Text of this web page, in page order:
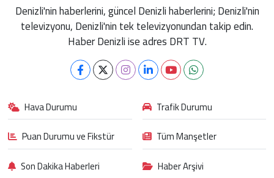
Denizli'nin haberlerini, güncel Denizli haberlerini; Denizli'nin
televizyonu, Denizli'nin tek televizyonundan takip edin.
Haber Denizli ise adres DRT TV.
Hava Durumu
Trafik Durumu
Puan Durumu ve Fikstür
Tüm Manşetler
Son Dakika Haberleri
Haber Arşivi